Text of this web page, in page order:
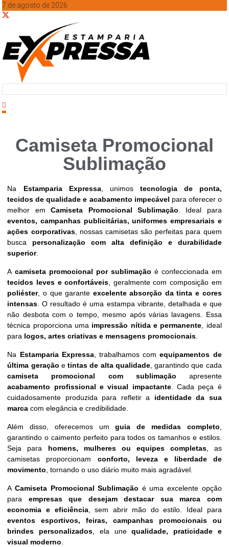
7 de agosto de 2026
Camiseta Promocional
Sublimação
Na Estamparia Expressa, unimos tecnologia de ponta,
tecidos de qualidade e acabamento impecável para oferecer o
melhor emCamiseta Promocional Sublimação. Ideal para
eventos, campanhas publicitárias, uniformes empresariais e
ações corporativas, nossas camisetas são perfeitas para quem
busca personalização com alta definição e durabilidade
superior.
A camiseta promocional por sublimação é confeccionada em
tecidos leves e confortáveis, geralmente com composição em
poliéster, o que garante excelente absorção da tinta e cores
intensas. O resultado é uma estampa vibrante, detalhada e que
não desbota com o tempo, mesmo após várias lavagens. Essa
técnica proporciona uma impressão nítida e permanente, ideal
para logos, artes criativas e mensagens promocionais.
Na Estamparia Expressa, trabalhamos comequipamentos de
última geração etintas de alta qualidade, garantindo que cada
camiseta promocional com sublimação apresente
acabamento profissional e visual impactante. Cada peça é
cuidadosamente produzida para refletir a identidade da sua
marca com elegância e credibilidade.
Além disso, oferecemos umguia de medidas completo,
garantindo o caimento perfeito para todos os tamanhos e estilos.
Seja para homens, mulheres ou equipes completas, as
camisetas proporcionam conforto, leveza e liberdade de
movimento, tornando o uso diário muito mais agradável.
ACamiseta Promocional Sublimação é uma excelente opção
para empresas que desejam destacar sua marca com
economia e eficiência, sem abrir mão do estilo. Ideal para
eventos esportivos, feiras, campanhas promocionais ou
brindes personalizados, ela unequalidade, praticidade e
visual moderno.